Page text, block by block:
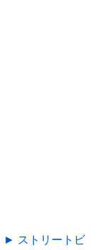
► ストリートビ